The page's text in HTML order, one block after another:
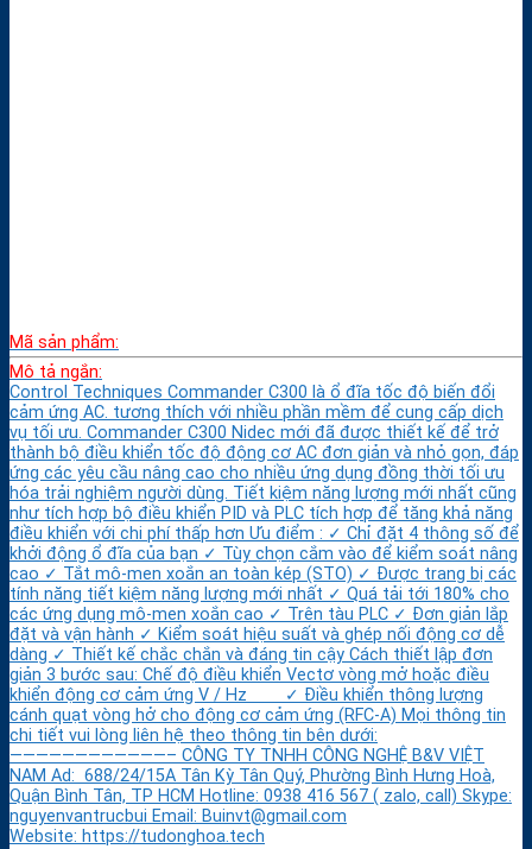
Mã sản phẩm:
Mô tả ngắn:
Control Techniques Commander C300 là ổ đĩa tốc độ biến đổi
cảm ứng AC. tương thích với nhiều phần mềm để cung cấp dịch
vụ tối ưu. Commander C300 Nidec mới đã được thiết kế để trở
thành bộ điều khiển tốc độ động cơ AC đơn giản và nhỏ gọn, đáp
ứng các yêu cầu nâng cao cho nhiều ứng dụng đồng thời tối ưu
hóa trải nghiệm người dùng. Tiết kiệm năng lượng mới nhất cũng
như tích hợp bộ điều khiển PID và PLC tích hợp để tăng khả năng
điều khiển với chi phí thấp hơn Ưu điểm : ✓ Chỉ đặt 4 thông số để
khởi động ổ đĩa của bạn ✓ Tùy chọn cắm vào để kiểm soát nâng
cao ✓ Tắt mô-men xoắn an toàn kép (STO) ✓ Được trang bị các
tính năng tiết kiệm năng lượng mới nhất ✓ Quá tải tới 180% cho
các ứng dụng mô-men xoắn cao ✓ Trên tàu PLC ✓ Đơn giản lắp
đặt và vận hành ✓ Kiểm soát hiệu suất và ghép nối động cơ dễ
dàng ✓ Thiết kế chắc chắn và đáng tin cậy Cách thiết lập đơn
giản 3 bước sau: Chế độ điều khiển Vectơ vòng mở hoặc điều
khiển động cơ cảm ứng V / Hz ✓ Điều khiển thông lượng
cánh quạt vòng hở cho động cơ cảm ứng (RFC-A) Mọi thông tin
chi tiết vui lòng liên hệ theo thông tin bên dưới:
————————————– CÔNG TY TNHH CÔNG NGHỆ B&V VIỆT
NAM Ad: 688/24/15A Tân Kỳ Tân Quý, Phường Bình Hưng Hoà,
Quận Bình Tân, TP HCM Hotline: 0938 416 567 ( zalo, call) Skype:
nguyenvantrucbui Email: Buinvt@gmail.com
Website: https://tudonghoa.tech